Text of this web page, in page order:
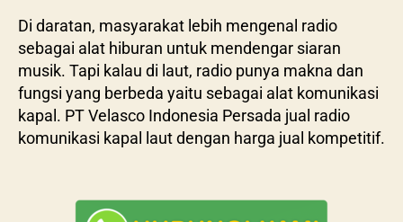
Di daratan, masyarakat lebih mengenal radio
sebagai alat hiburan untuk mendengar siaran
musik. Tapi kalau di laut, radio punya makna dan
fungsi yang berbeda yaitu sebagai alat komunikasi
kapal. PT Velasco Indonesia Persada jual radio
komunikasi kapal laut dengan harga jual kompetitif.